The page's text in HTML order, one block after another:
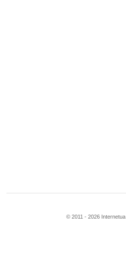
© 2011 - 2026 Internetua